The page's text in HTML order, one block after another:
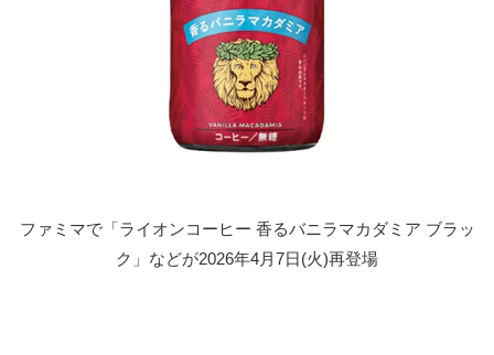
ファミマで「ライオンコーヒー 香るバニラマカダミア ブラッ
ク」などが2026年4月7日(火)再登場